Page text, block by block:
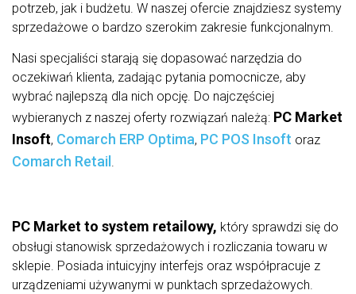
potrzeb, jak i budżetu. W naszej ofercie znajdziesz systemy
sprzedażowe o bardzo szerokim zakresie funkcjonalnym.
Nasi specjaliści starają się dopasować narzędzia do
oczekiwań klienta, zadając pytania pomocnicze, aby
wybrać najlepszą dla nich opcję. Do najczęściej
wybieranych z naszej oferty rozwiązań należą: PC Market
Insoft, Comarch ERP Optima, PC POS Insoft oraz
Comarch Retail .
PC Market to system retailowy, który sprawdzi się do
obsługi stanowisk sprzedażowych i rozliczania towaru w
sklepie. Posiada intuicyjny interfejs oraz współpracuje z
urządzeniami używanymi w punktach sprzedażowych.